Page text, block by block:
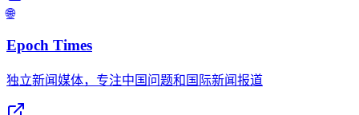
🌐
Epoch Times
独立新闻媒体，专注中国问题和国际新闻报道